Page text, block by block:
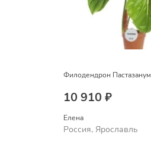
Филодендрон Пастазанум
10 910 ₽
Елена
Россия, Ярославль